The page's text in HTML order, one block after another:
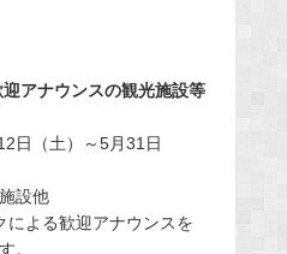
アナウンスの観光施設等
日（土）～5月31日
設他
による歓迎アナウンスを
。